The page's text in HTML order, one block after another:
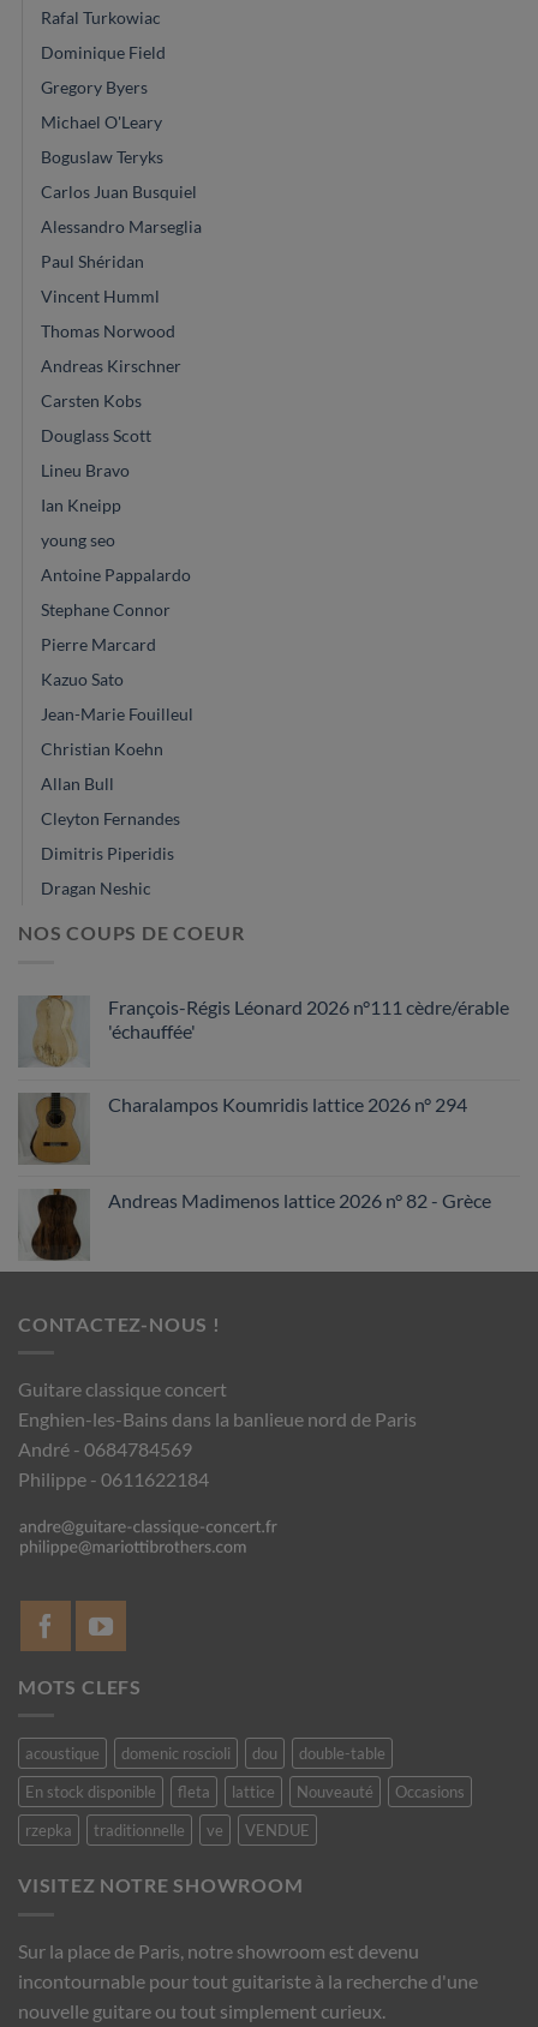
Rafal Turkowiac
Dominique Field
Gregory Byers
Michael O'Leary
Boguslaw Teryks
Carlos Juan Busquiel
Alessandro Marseglia
Paul Shéridan
Vincent Humml
Thomas Norwood
Andreas Kirschner
Carsten Kobs
Douglass Scott
Lineu Bravo
Ian Kneipp
young seo
Antoine Pappalardo
Stephane Connor
Pierre Marcard
Kazuo Sato
Jean-Marie Fouilleul
Christian Koehn
Allan Bull
Cleyton Fernandes
Dimitris Piperidis
Dragan Neshic
NOS COUPS DE COEUR
François-Régis Léonard 2026 n°111 cèdre/érable
'échauffée'
Charalampos Koumridis lattice 2026 n° 294
Andreas Madimenos lattice 2026 n° 82 - Grèce
CONTACTEZ-NOUS !
Guitare classique concert
Enghien-les-Bains dans la banlieue nord de Paris
André - 0684784569
Philippe - 0611622184
MOTS CLEFS
acoustique domenic roscioli dou
double-table
En stock disponible
fleta lattice Nouveauté
Occasions
rzepka
traditionnelle ve VENDUE
VISITEZ NOTRE SHOWROOM
Sur la place de Paris, notre showroom est devenu
incontournable pour tout guitariste à la recherche d'une
nouvelle guitare ou tout simplement curieux.